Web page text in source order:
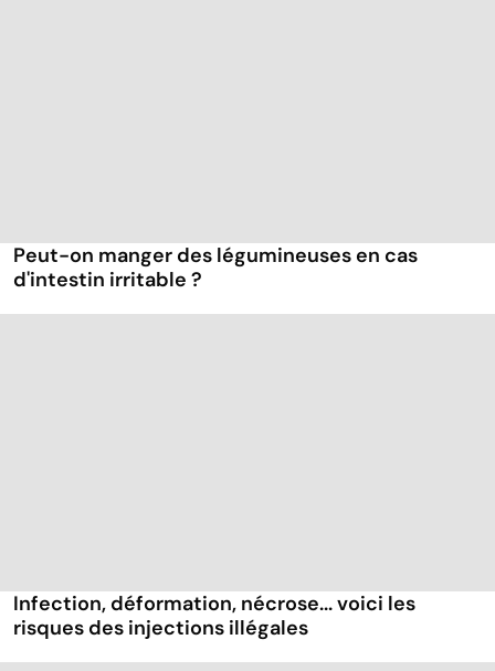
Peut-on manger des légumineuses en cas
d'intestin irritable ?
Infection, déformation, nécrose... voici les
risques des injections illégales